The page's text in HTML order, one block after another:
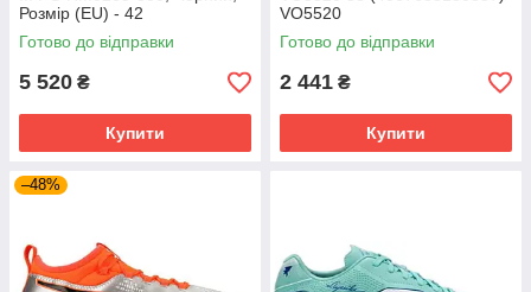
Розмір (EU) - 42
Готово до відправки
5 520 ₴
Купити
VO5520
Готово до відправки
2 441 ₴
Купити
–48%